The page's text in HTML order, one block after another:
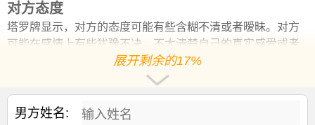
对方态度
塔罗牌显示，对方的态度可能有些含糊不清或者暧昧。对方
可能在感情上有些犹豫不决，不太清楚自己的真实感受或者
未来的打算。这种态度可能给天蝎座带来一些困扰或者不
安，需要通过沟通和理解来解决。
解决建议
针对目前的情况，天蝎座可以尝试以下几点建议来处理感情
展开剩余的17%
男方姓名: